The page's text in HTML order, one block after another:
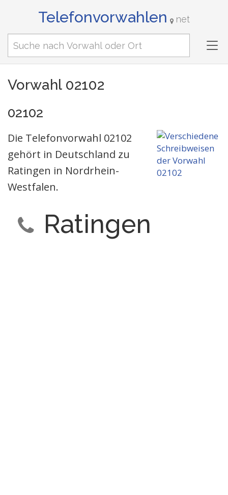
Telefonvorwahlen net
Vorwahl 02102
02102
Die Telefonvorwahl 02102
gehört in Deutschland zu
Ratingen in Nordrhein-
Westfalen.
Ratingen